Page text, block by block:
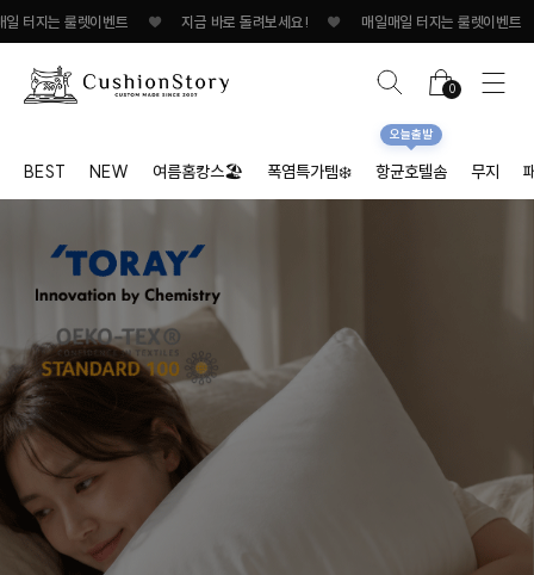
렛이벤트 ♥ 지금 바로 돌려보세요! ♥ 매일매일 터지는 룰렛이벤트 ♥ 지
0
BEST NEW 여름홈캉스🏖 폭염특가템❄️ 항균호텔솜
오늘출발
무지